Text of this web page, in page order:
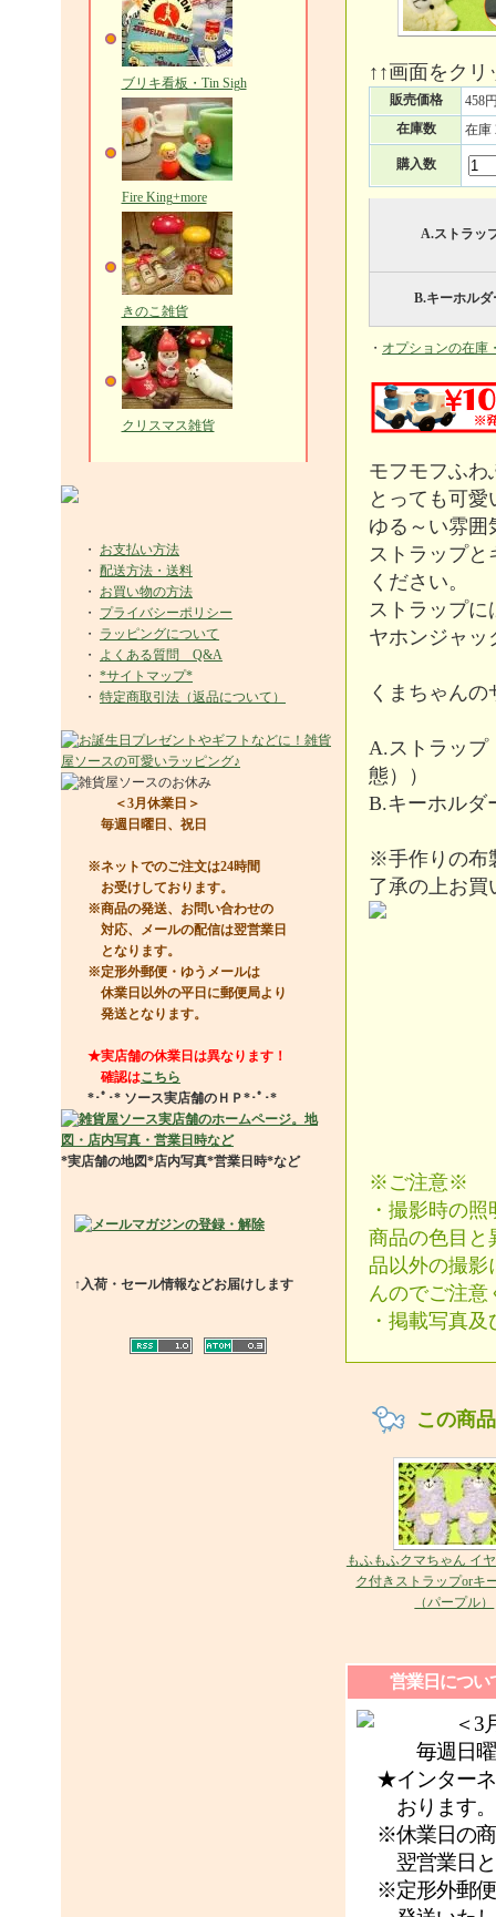
ブリキ看板・Tin Sigh
Fire King+more
きのこ雑貨
クリスマス雑貨
・ お支払い方法
・ 配送方法・送料
・ お買い物の方法
・ プライバシーポリシー
・ ラッピングについて
・ よくある質問 Q&A
・ *サイトマップ*
・ 特定商取引法（返品について）
＜3月休業日＞
毎週日曜日、祝日
※ネットでのご注文は24時間
お受けしております。
※商品の発送、お問い合わせの
対応、メールの配信は翌営業日
となります。
※定形外郵便・ゆうメールは
休業日以外の平日に郵便局より
発送となります。
★実店舗の休業日は異なります！
確認はこちら
*･ﾟ･* ソース実店舗のＨＰ*･ﾟ･*
*実店舗の地図*店内写真*営業日時*など
↑入荷・セール情報などお届けします
↑↑画面をク
販売価格
458
在庫数
在庫
購入数
A.ストラッ
B.キーホル
・ オプションの在庫
モフモフふわ
とっても可
ゆる～い雰囲
ストラップと
ください。
ストラップに
ヤホンジャッ
くまちゃんの
A.ストラップ
態））
B.キーホルダ
※手作りの布
了承の上お買
※ご注意※
・撮影時の
商品の色目と
品以外の撮影
んのでご注意
・掲載写真
この商
もふもふクマちゃん イ
ク付きストラップorキ
（パープル）
営業日につい
＜3月
毎週日曜
★インターネ
おります。
※休業日の商
翌営業日と
※定形外郵便